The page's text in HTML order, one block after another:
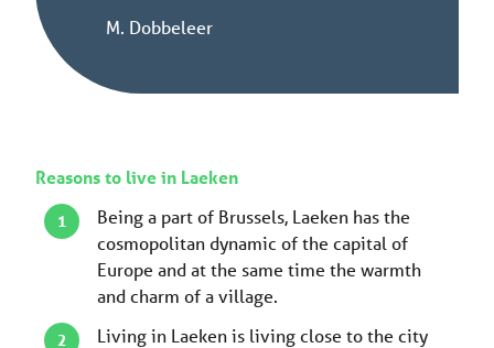
M. Dobbeleer
Reasons to live in Laeken
Being a part of Brussels, Laeken has the
cosmopolitan dynamic of the capital of
Europe and at the same time the warmth
and charm of a village.
Living in Laeken is living close to the city